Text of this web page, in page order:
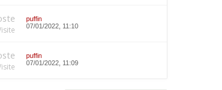
puffin
07/01/2022, 11:10
puffin
07/01/2022, 11:09